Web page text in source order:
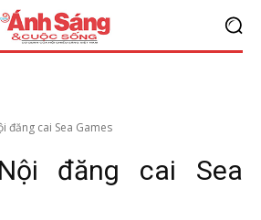
đăng cai Sea Games
đăng cai Sea